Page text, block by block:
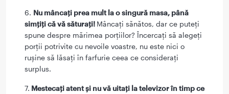
6. Nu mâncați prea mult la o singură masa, până
simțiți că vă săturați! Mâncați sănătos, dar ce puteți
spune despre mărimea porțiilor? Încercați să alegeți
porții potrivite cu nevoile voastre, nu este nici o
rușine să lăsați în farfurie ceea ce considerați
surplus.
7. Mestecați atent şi nu vă uitați la televizor în timp ce